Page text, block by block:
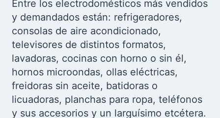
Entre los electrodomésticos más vendidos
y demandados están: refrigeradores,
consolas de aire acondicionado,
televisores de distintos formatos,
lavadoras, cocinas con horno o sin él,
hornos microondas, ollas eléctricas,
freidoras sin aceite, batidoras o
licuadoras, planchas para ropa, teléfonos
y sus accesorios y un larguísimo etcétera.